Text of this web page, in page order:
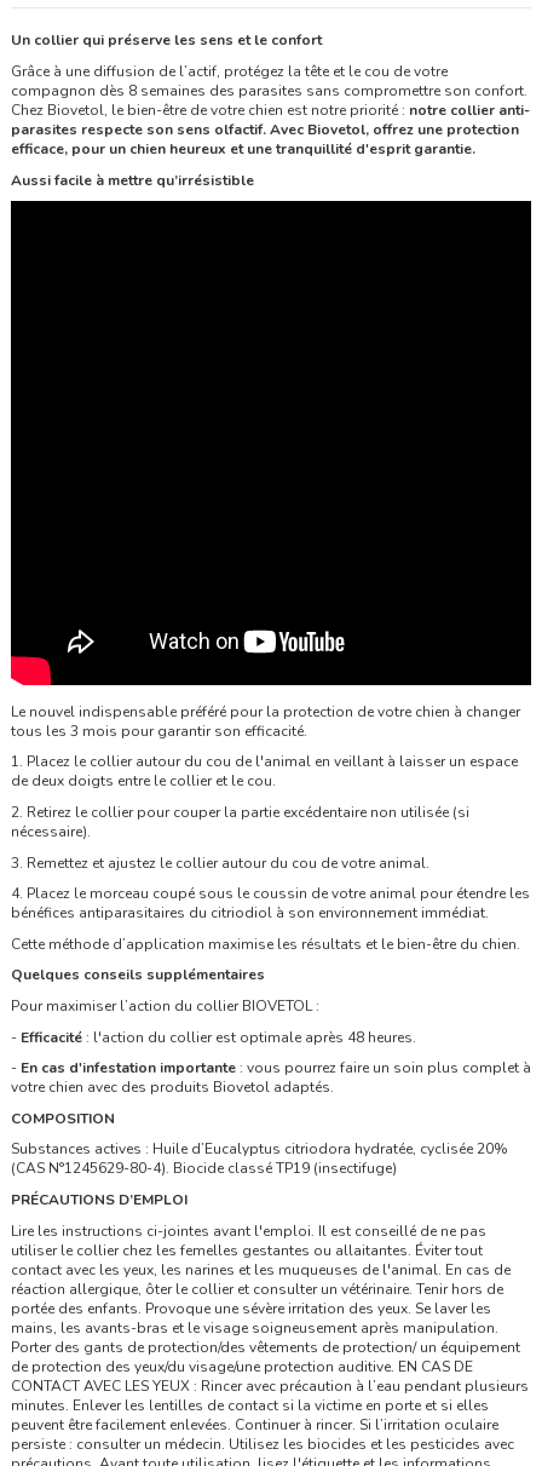
Un collier qui préserve les sens et le confort
Grâce à une diffusion de l’actif, protégez la tête et le cou de votre
compagnon dès 8 semaines des parasites sans compromettre son confort.
Chez Biovetol, le bien-être de votre chien est notre priorité : notre collier anti-
parasites respecte son sens olfactif. Avec Biovetol, offrez une protection
efficace, pour un chien heureux et une tranquillité d'esprit garantie.
Aussi facile à mettre qu’irrésistible
Le nouvel indispensable préféré pour la protection de votre chien à changer
tous les 3 mois pour garantir son efficacité.
1. Placez le collier autour du cou de l'animal en veillant à laisser un espace
de deux doigts entre le collier et le cou.
2. Retirez le collier pour couper la partie excédentaire non utilisée (si
nécessaire).
3. Remettez et ajustez le collier autour du cou de votre animal.
4. Placez le morceau coupé sous le coussin de votre animal pour étendre les
bénéfices antiparasitaires du citriodiol à son environnement immédiat.
Cette méthode d’application maximise les résultats et le bien-être du chien.
Quelques conseils supplémentaires
Pour maximiser l’action du collier BIOVETOL :
- Efficacité : l'action du collier est optimale après 48 heures.
- En cas d'infestation importante : vous pourrez faire un soin plus complet à
votre chien avec des produits Biovetol adaptés.
COMPOSITION
Substances actives : Huile d’Eucalyptus citriodora hydratée, cyclisée 20%
(CAS N°1245629-80-4). Biocide classé TP19 (insectifuge)
PRÉCAUTIONS D’EMPLOI
Lire les instructions ci-jointes avant l'emploi. Il est conseillé de ne pas
utiliser le collier chez les femelles gestantes ou allaitantes. Éviter tout
contact avec les yeux, les narines et les muqueuses de l'animal. En cas de
réaction allergique, ôter le collier et consulter un vétérinaire. Tenir hors de
portée des enfants. Provoque une sévère irritation des yeux. Se laver les
mains, les avants-bras et le visage soigneusement après manipulation.
Porter des gants de protection/des vêtements de protection/ un équipement
de protection des yeux/du visage/une protection auditive. EN CAS DE
CONTACT AVEC LES YEUX : Rincer avec précaution à l’eau pendant plusieurs
minutes. Enlever les lentilles de contact si la victime en porte et si elles
peuvent être facilement enlevées. Continuer à rincer. Si l’irritation oculaire
persiste : consulter un médecin. Utilisez les biocides et les pesticides avec